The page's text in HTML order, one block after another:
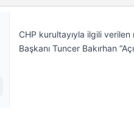
CHP kurultayıyla ilgili
Başkanı Tuncer Bakırhan